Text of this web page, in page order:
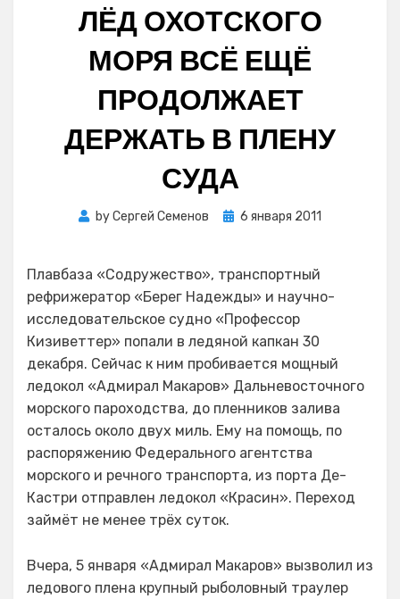
ЛЁД ОХОТСКОГО
МОРЯ ВСЁ ЕЩЁ
ПРОДОЛЖАЕТ
ДЕРЖАТЬ В ПЛЕНУ
СУДА
byСергей Семенов
Posted
6 января 2011
Плавбаза «Содружество», транспортный
рефрижератор «Берег Надежды» и научно-
исследовательское судно «Профессор
Кизиветтер» попали в ледяной капкан 30
декабря. Сейчас к ним пробивается мощный
ледокол «Адмирал Макаров» Дальневосточного
морского пароходства, до пленников залива
осталось около двух миль. Ему на помощь, по
распоряжению Федерального агентства
морского и речного транспорта, из порта Де-
Кастри отправлен ледокол «Красин». Переход
займёт не менее трёх суток.
Вчера, 5 января «Адмирал Макаров» вызволил из
ледового плена крупный рыболовный траулер